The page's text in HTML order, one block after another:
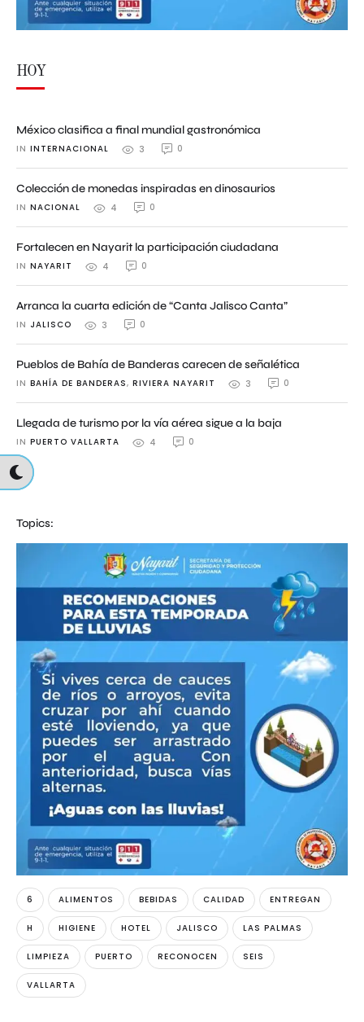
HOY
México clasifica a final mundial gastronómica
IN INTERNACIONAL 3 0
Colección de monedas inspiradas en dinosaurios
IN NACIONAL 4 0
Fortalecen en Nayarit la participación ciudadana
IN NAYARIT 4 0
Arranca la cuarta edición de “Canta Jalisco Canta”
IN JALISCO 3 0
Pueblos de Bahía de Banderas carecen de señalética
IN BAHÍA DE BANDERAS, RIVIERA NAYARIT 3 0
Llegada de turismo por la vía aérea sigue a la baja
IN PUERTO VALLARTA 4 0
Topics:
6 ALIMENTOS BEBIDAS CALIDAD ENTREGAN
H HIGIENE HOTEL JALISCO LAS PALMAS
LIMPIEZA PUERTO RECONOCEN SEIS
VALLARTA